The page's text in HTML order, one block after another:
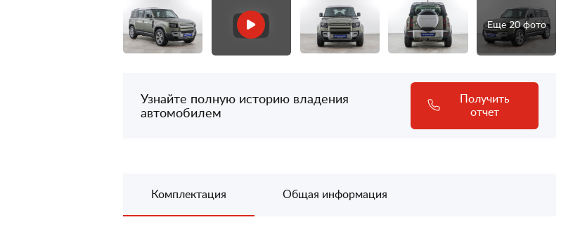
Еще 20 фото
Узнайте полную историю владения
автомобилем
Получить
отчет
Комплектация Общая информация